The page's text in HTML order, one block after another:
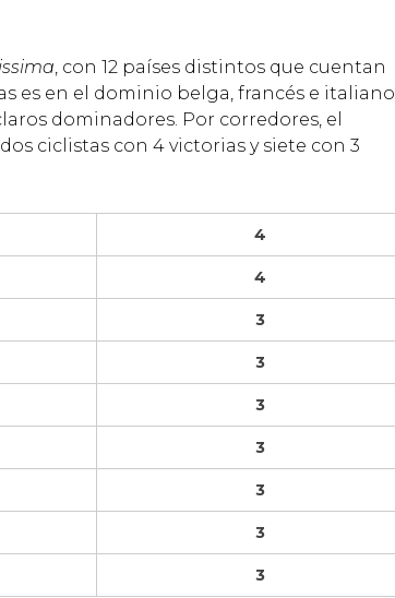
, con 12 países distintos que cuentan
es en el dominio belga, francés e italiano.
dominadores. Por corredores, el
ciclistas con 4 victorias y siete con 3
4
4
3
3
3
3
3
3
3